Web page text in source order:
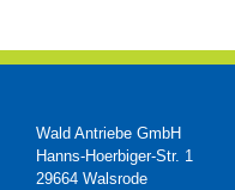
Wald Antriebe GmbH
Hanns-Hoerbiger-Str. 1
29664 Walsrode